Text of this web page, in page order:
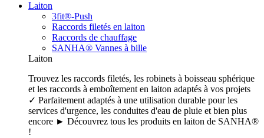
Laiton
3fit®-Push
Raccords filetés en laiton
Raccords de chauffage
SANHA® Vannes à bille
Laiton
Trouvez les raccords filetés, les robinets à boisseau sphérique
et les raccords à emboîtement en laiton adaptés à vos projets
✓ Parfaitement adaptés à une utilisation durable pour les
services d'urgence, les conduites d'eau de pluie et bien plus
encore ► Découvrez tous les produits en laiton de SANHA®
!